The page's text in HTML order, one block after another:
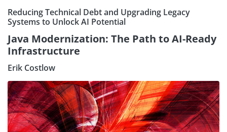
Reducing Technical Debt and Upgrading Legacy
Systems to Unlock AI Potential
Java Modernization: The Path to AI-Ready
Infrastructure
Erik Costlow